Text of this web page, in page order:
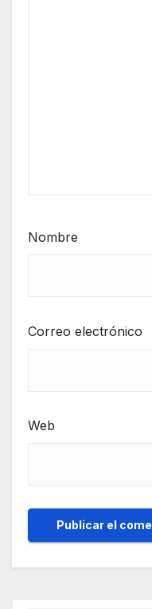
Nombre
Correo electrónico
Web